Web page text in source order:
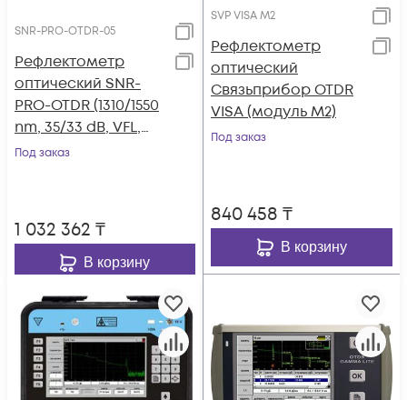
SNR-PRO-OTDR-05
Рефлектометр
оптический SNR-
PRO-OTDR (1310/1550
nm, 35/33 dB, VFL,
OPM, OLS)
Под заказ
1 032 362 ₸
В корзину
SVP VISA M2
Рефлектометр
оптический
Связьприбор OTDR
VISA (модуль M2)
Под заказ
840 458 ₸
В корзину